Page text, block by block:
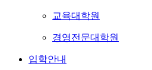
교육대학원
경영전문대학원
입학안내